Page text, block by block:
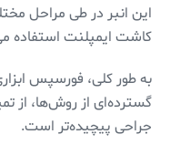
این انبر در طی مراحل
کاشت ایمپلنت استفاده
به طور کلی، فورسپس
گسترده‌ای از روش‌ها، از
جراحی پیچیده‌تر است.